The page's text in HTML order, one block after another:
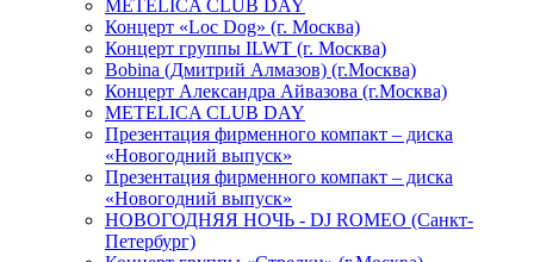
METELICA CLUB DAY
Концерт «Loc Dog» (г. Москва)
Концерт группы ILWT (г. Москва)
Bobina (Дмитрий Алмазов) (г.Москва)
Концерт Александра Айвазова (г.Москва)
METELICA CLUB DAY
Презентация фирменного компакт – диска
«Новогодний выпуск»
Презентация фирменного компакт – диска
«Новогодний выпуск»
НОВОГОДНЯЯ НОЧЬ - DJ ROMEO (Санкт-
Петербург)